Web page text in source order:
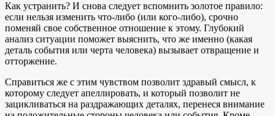
Как устранить? И снова следует вспомнить золотое правило:
если нельзя изменить что-либо (или кого-либо), срочно
поменяй свое собственное отношение к этому. Глубокий
анализ ситуации поможет выяснить, что же именно (какая
деталь события или черта человека) вызывает отвращение и
отторжение.
Справиться же с этим чувством позволит здравый смысл, к
которому следует апеллировать, и который позволит не
зацикливаться на раздражающих деталях, перенеся внимание